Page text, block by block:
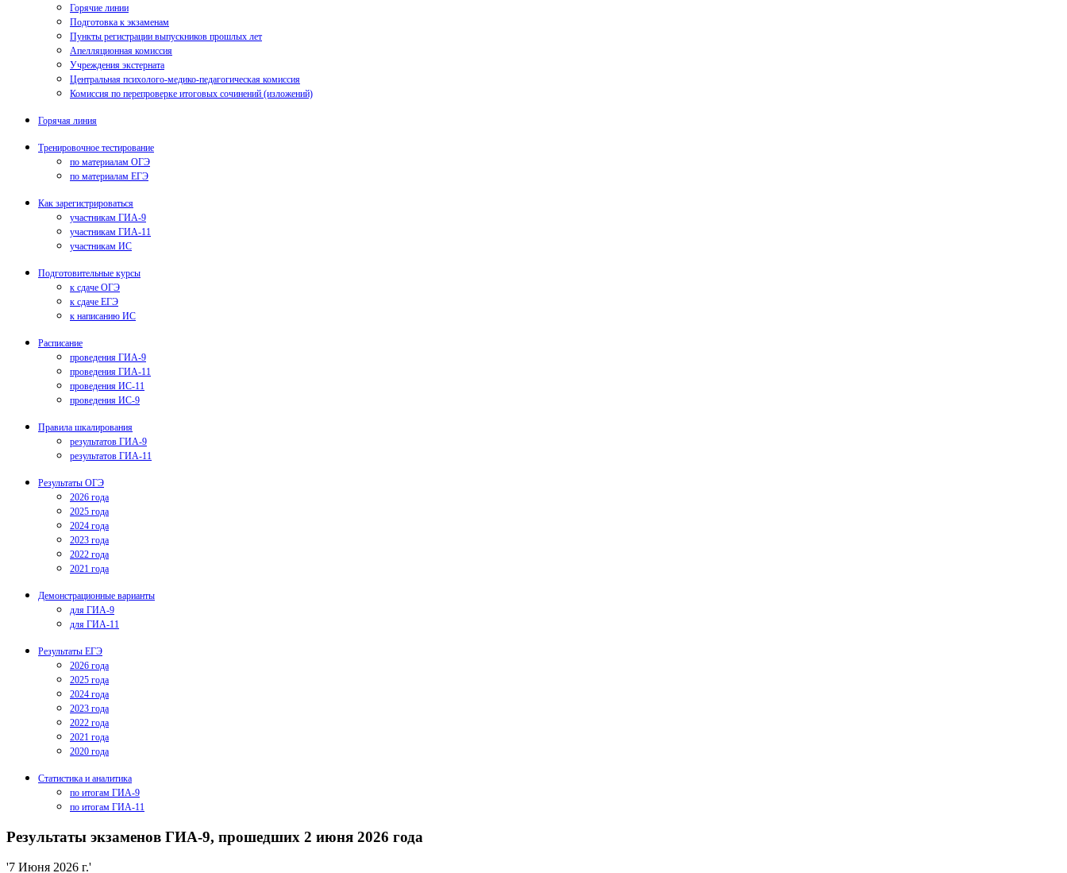
Горячие линии
Подготовка к экзаменам
Пункты регистрации выпускников прошлых лет
Апелляционная комиссия
Учреждения экстерната
Центральная психолого-медико-педагогическая комиссия
Комиссия по перепроверке итоговых сочинений (изложений)
Горячая линия
Тренировочное тестирование
по материалам ОГЭ
по материалам ЕГЭ
Как зарегистрироваться
участникам ГИА-9
участникам ГИА-11
участникам ИС
Подготовительные курсы
к сдаче ОГЭ
к сдаче ЕГЭ
к написанию ИС
Расписание
проведения ГИА-9
проведения ГИА-11
проведения ИС-11
проведения ИС-9
Правила шкалирования
результатов ГИА-9
результатов ГИА-11
Результаты ОГЭ
2026 года
2025 года
2024 года
2023 года
2022 года
2021 года
Демонстрационные варианты
для ГИА-9
для ГИА-11
Результаты ЕГЭ
2026 года
2025 года
2024 года
2023 года
2022 года
2021 года
2020 года
Статистика и аналитика
по итогам ГИА-9
по итогам ГИА-11
Результаты экзаменов ГИА-9, прошедших 2 июня 2026 года
'7 Июня 2026 г.'